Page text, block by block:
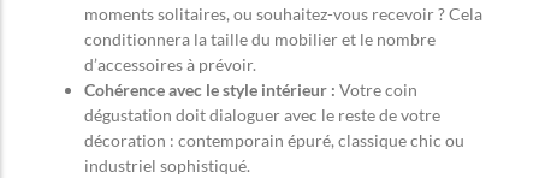
moments solitaires, ou souhaitez-vous recevoir ? Cela
conditionnera la taille du mobilier et le nombre
d’accessoires à prévoir.
Cohérence avec le style intérieur : Votre coin
dégustation doit dialoguer avec le reste de votre
décoration : contemporain épuré, classique chic ou
industriel sophistiqué.